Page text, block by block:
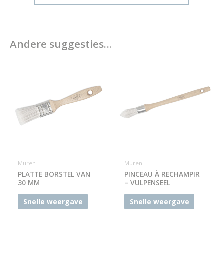
Andere suggesties…
Muren
PLATTE BORSTEL VAN
30 MM
Snelle weergave
Muren
PINCEAU À RECHAMPIR
– VULPENSEEL
Snelle weergave